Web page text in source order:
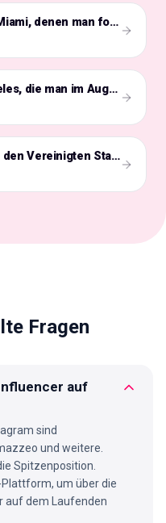
25 Top-Fitness-Influencer in Miami, denen man folgen sollte
25 Top-Influencer in Los Angeles, die man im Auge behalten sollte
25 Top-Lifestyle-Influencer in den Vereinigten Staaten
Fragen
auf
sind
und weitere.
Spitzenposition.
um über die
auf dem Laufenden